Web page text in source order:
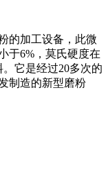
的加工设备，此微
于6%，莫氏硬度在
它是经过20多次的
制造的新型磨粉